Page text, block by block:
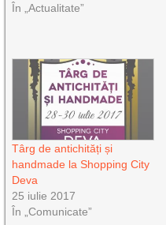
În „Actualitate”
Târg de antichități și
handmade la Shopping City
Deva
25 iulie 2017
În „Comunicate”